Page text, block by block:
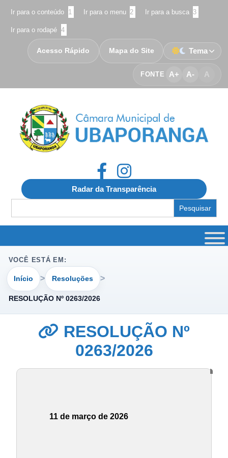
Ir para o conteúdo 1 Ir para o menu 2 Ir para a busca 3
Ir para o rodapé 4
FONTE A+ A- A
Acesso Rápido Mapa do Site Tema
Radar da Transparência
for:
VOCÊ ESTÁ EM:
Início Resoluções
RESOLUÇÃO Nº 0263/2026
RESOLUÇÃO Nº
0263/2026
11 de março de 2026